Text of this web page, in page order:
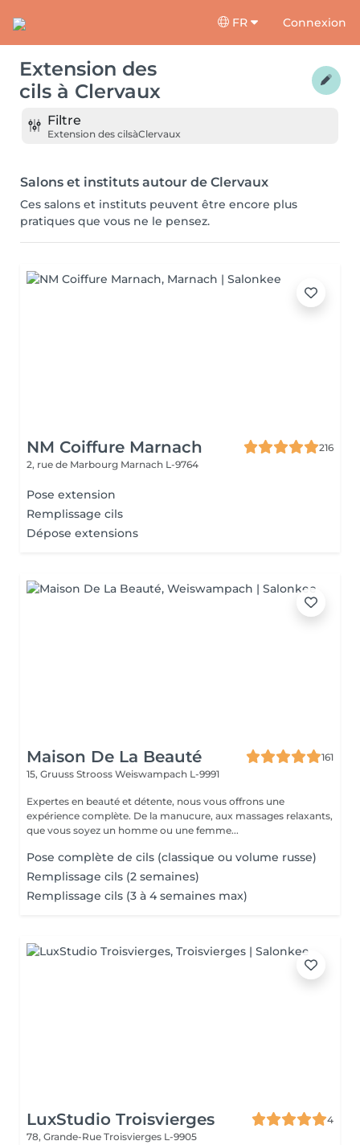
FR Connexion
Extension des
cils à Clervaux
Filtre
Extension des cilsàClervaux
Salons et instituts autour de Clervaux
Ces salons et instituts peuvent être encore plus
pratiques que vous ne le pensez.
NM Coiffure Marnach
216
2, rue de Marbourg Marnach L-9764
Pose extension
Remplissage cils
Dépose extensions
Maison De La Beauté
161
15, Gruuss Strooss Weiswampach L-9991
Expertes en beauté et détente, nous vous offrons une
expérience complète. De la manucure, aux massages relaxants,
que vous soyez un homme ou une femme...
Pose complète de cils (classique ou volume russe)
Remplissage cils (2 semaines)
Remplissage cils (3 à 4 semaines max)
LuxStudio Troisvierges
4
78, Grande-Rue Troisvierges L-9905